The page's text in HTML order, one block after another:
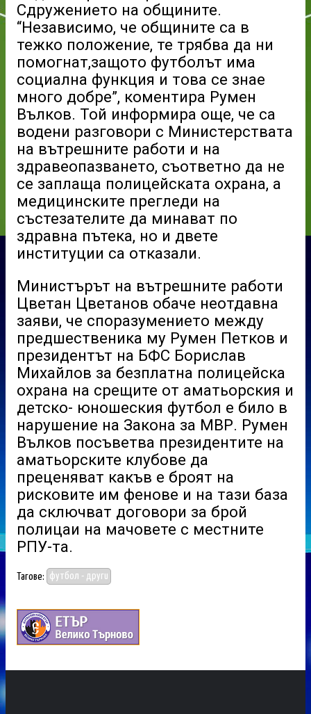
Сдружението на общините.
“Независимо, че общините са в
тежко положение, те трябва да ни
помогнат,защото футболът има
социална функция и това се знае
много добре”, коментира Румен
Вълков. Той информира още, че са
водени разговори с Министерствата
на вътрешните работи и на
здравеопазването, съответно да не
се заплаща полицейската охрана, а
медицинските прегледи на
състезателите да минават по
здравна пътека, но и двете
институции са отказали.
Министърът на вътрешните работи
Цветан Цветанов обаче неотдавна
заяви, че споразумението между
предшественика му Румен Петков и
президентът на БФС Борислав
Михайлов за безплатна полицейска
охрана на срещите от аматьорския и
детско- юношеския футбол е било в
нарушение на Закона за МВР. Румен
Вълков посъветва президентите на
аматьорските клубове да
преценяват какъв е броят на
рисковите им фенове и на тази база
да сключват договори за брой
полицаи на мачовете с местните
РПУ-та.
Тагове: футбол - други